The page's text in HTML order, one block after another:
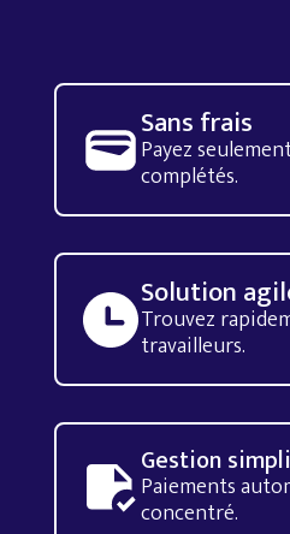
Sans frais
Payez
complétés.
Solution
Trouvez
travailleurs.
Gestion
Paiements
concentré.